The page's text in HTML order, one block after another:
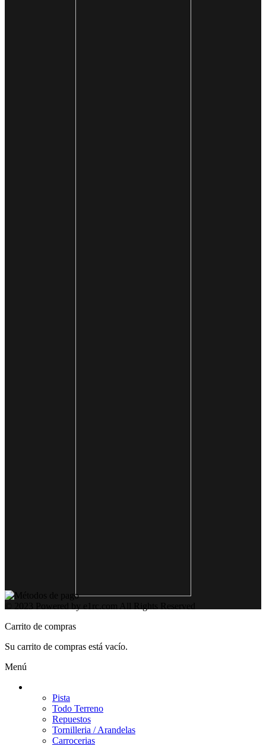
© 2023 Powered by e1rc.com All Rights Reserved
Carrito de compras
Su carrito de compras está vacío.
Menú
Pista
Todo Terreno
Repuestos
Tornilleria / Arandelas
Carrocerias